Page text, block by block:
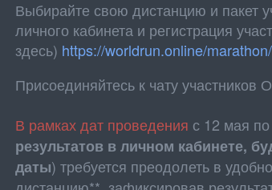
Выбирайте свою дистанцию и пакет
личного кабинета и регистрация
здесь) https://worldrun.online/
Присоединяйтесь к чату участников
В рамках дат проведения с 12 мая
результатов в личном кабинете,
даты) требуется преодолеть в